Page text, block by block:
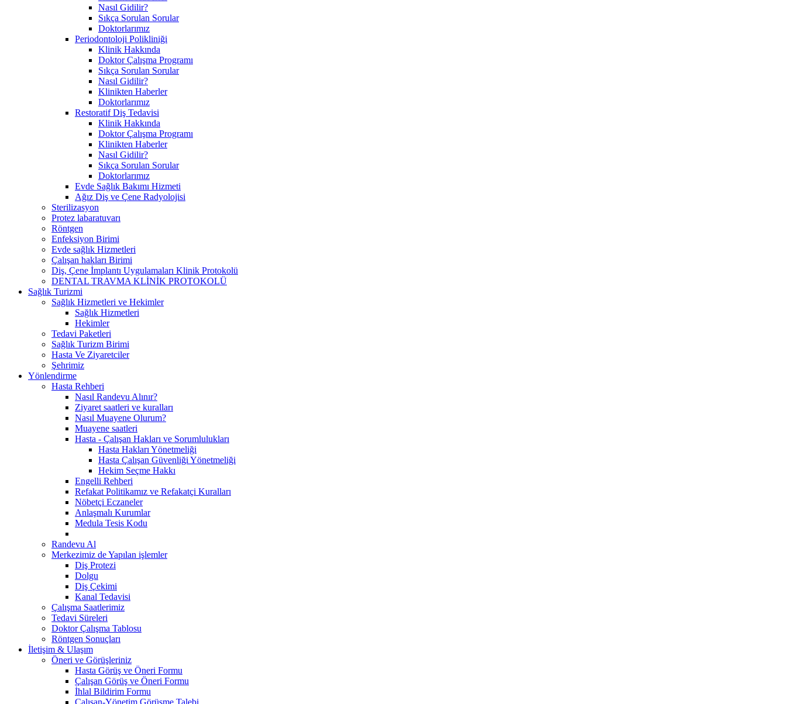
Nasıl Gidilir?
Sıkça Sorulan Sorular
Doktorlarımız
Periodontoloji Polikliniği
Klinik Hakkında
Doktor Çalışma Programı
Sıkça Sorulan Sorular
Nasıl Gidilir?
Klinikten Haberler
Doktorlarımız
Restoratif Diş Tedavisi
Klinik Hakkında
Doktor Çalışma Programı
Klinikten Haberler
Nasıl Gidilir?
Sıkça Sorulan Sorular
Doktorlarımız
Evde Sağlık Bakımı Hizmeti
Ağız Diş ve Çene Radyolojisi
Sterilizasyon
Protez labaratuvarı
Röntgen
Enfeksiyon Birimi
Evde sağlık Hizmetleri
Çalışan hakları Birimi
Diş, Çene İmplantı Uygulamaları Klinik Protokolü
DENTAL TRAVMA KLİNİK PROTOKOLÜ
Sağlık Turizmi
Sağlık Hizmetleri ve Hekimler
Sağlık Hizmetleri
Hekimler
Tedavi Paketleri
Sağlık Turizm Birimi
Hasta Ve Ziyaretciler
Şehrimiz
Yönlendirme
Hasta Rehberi
Nasıl Randevu Alınır?
Ziyaret saatleri ve kuralları
Nasıl Muayene Olurum?
Muayene saatleri
Hasta - Çalışan Hakları ve Sorumlulukları
Hasta Hakları Yönetmeliği
Hasta Çalışan Güvenliği Yönetmeliği
Hekim Seçme Hakkı
Engelli Rehberi
Refakat Politikamız ve Refakatçi Kuralları
Nöbetçi Eczaneler
Anlaşmalı Kurumlar
Medula Tesis Kodu
Randevu Al
Merkezimiz de Yapılan işlemler
Diş Protezi
Dolgu
Diş Çekimi
Kanal Tedavisi
Çalışma Saatlerimiz
Tedavi Süreleri
Doktor Çalışma Tablosu
Röntgen Sonuçları
İletişim & Ulaşım
Öneri ve Görüşleriniz
Hasta Görüş ve Öneri Formu
Çalışan Görüş ve Öneri Formu
İhlal Bildirim Formu
Çalışan-Yönetim Görüşme Talebi